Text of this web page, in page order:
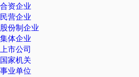
合资企业
民营企业
股份制企业
集体企业
上市公司
国家机关
事业单位